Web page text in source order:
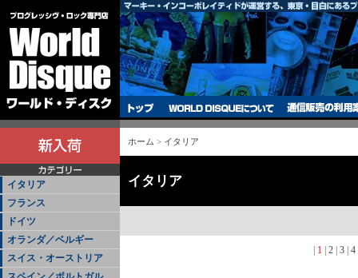
イタリア
フランス
ドイツ
オランダ／ベルギー
スイス・オーストリア
ホーム > イタリア
イタリア
1 |2 |3 |4